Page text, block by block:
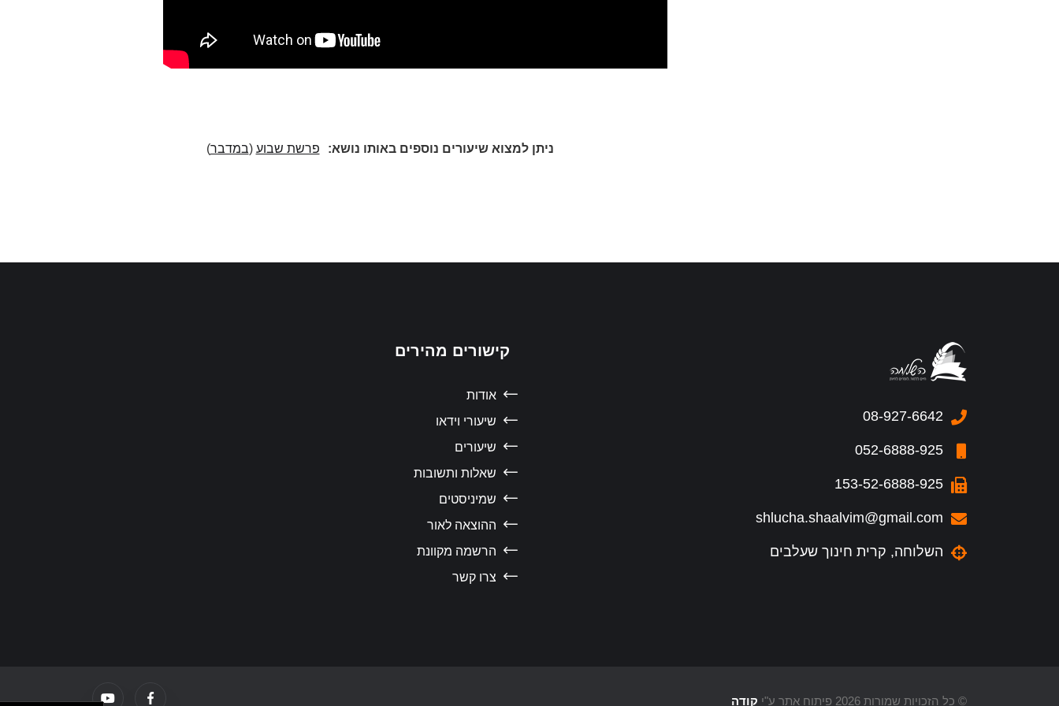
ניתן למצוא שיעורים נוספים באותו נושא: פרשת שבוע (במדבר)
08-927-6642
052-6888-925
153-52-6888-925
shlucha.shaalvim@gmail.com
השלוחה, קרית חינוך שעלבים
קישורים מהירים
אודות
שיעורי וידאו
שיעורים
שאלות ותשובות
שמיניסטים
ההוצאה לאור
הרשמה מקוונת
צרו קשר
© כל הזכויות שמורות 2026 פיתוח אתר ע"י קודה